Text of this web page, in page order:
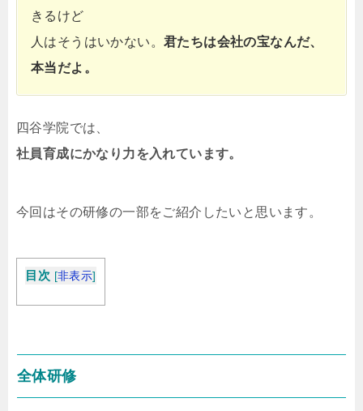
きるけど
人はそうはいかない。 君たちは会社の宝なんだ、
本当だよ。
四谷学院では、
社員育成にかなり力を入れています。
今回はその研修の一部をご紹介したいと思います。
目次 [非表示]
全体研修